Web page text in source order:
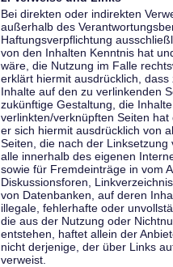
Bei direkten oder indirekten
außerhalb des
Haftungsverpflichtung
von den Inhalten Kenntnis hat
wäre, die Nutzung im Falle
erklärt hiermit ausdrücklich,
Inhalte auf den zu verlinkenden
zukünftige Gestaltung, die
verlinkten/verknüpften Seiten
er sich hiermit ausdrücklich von
Seiten, die nach der
alle innerhalb des eigenen
sowie für Fremdeinträge in vom
Diskussionsforen,
von Datenbanken, auf deren
illegale, fehlerhafte oder
die aus der Nutzung oder
entstehen, haftet allein der
nicht derjenige, der über Links
verweist.